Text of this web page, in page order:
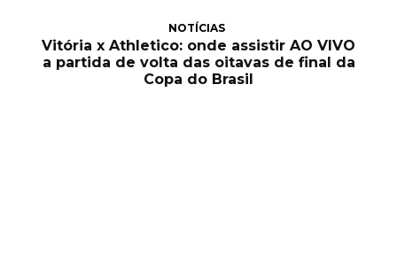
NOTÍCIAS
Vitória x Athletico: onde assistir AO VIVO
a partida de volta das oitavas de final da
Copa do Brasil